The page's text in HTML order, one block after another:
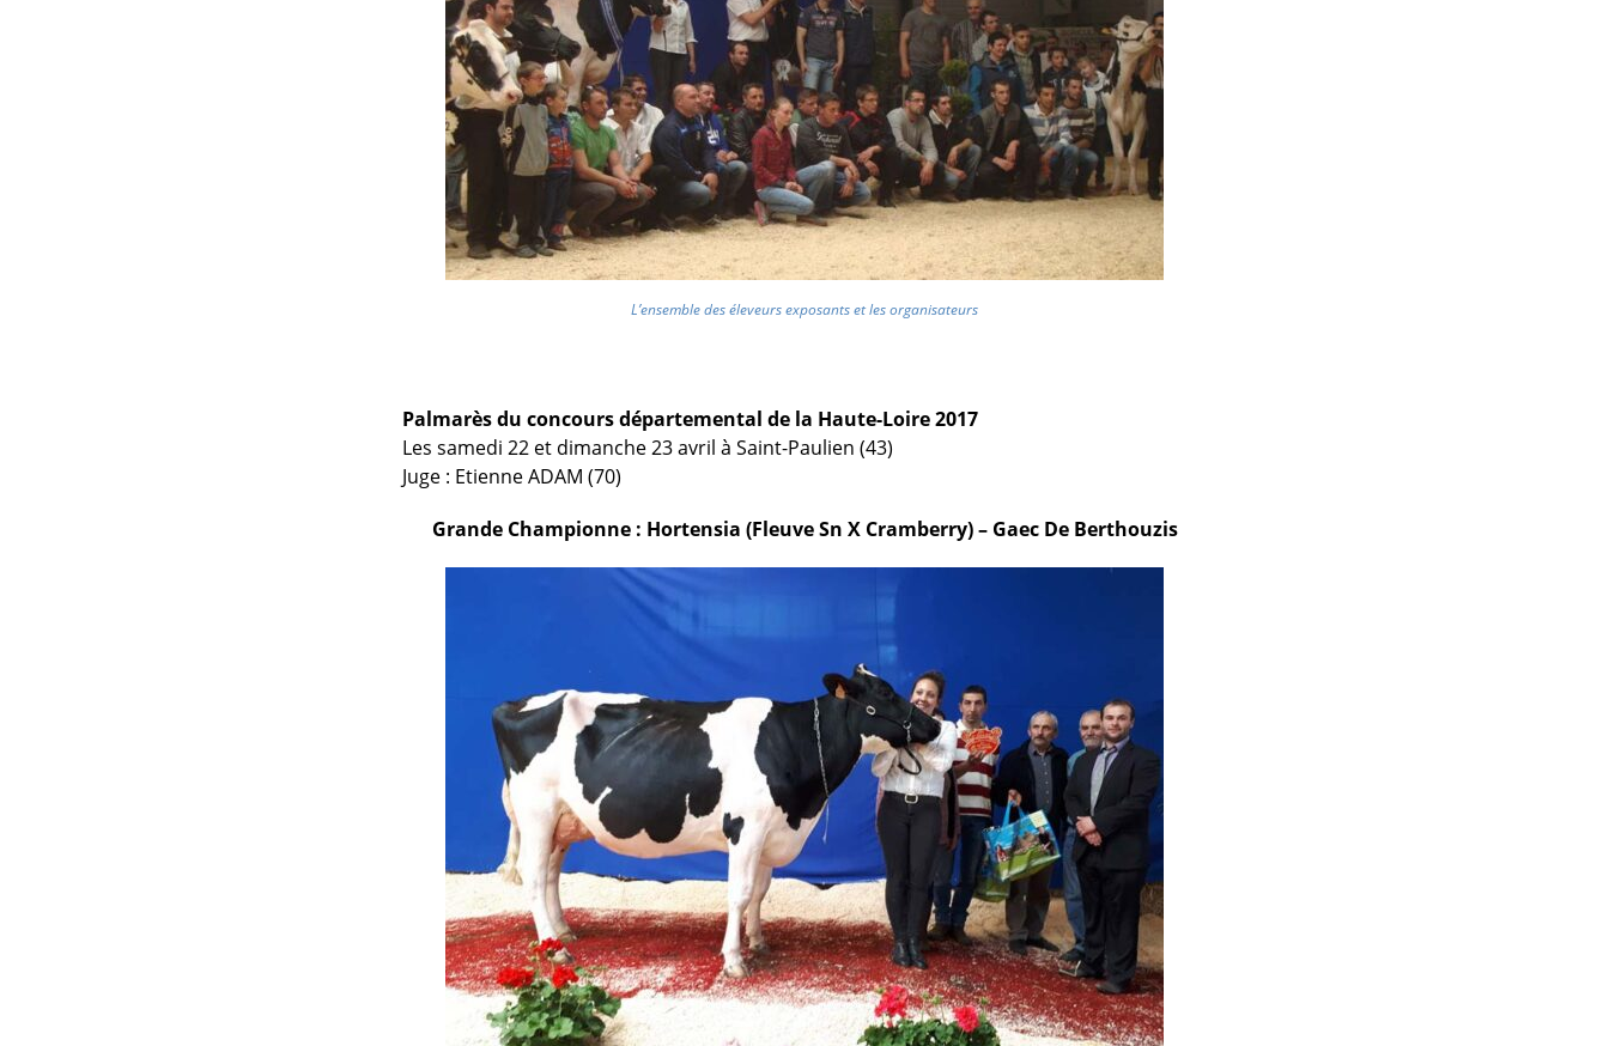
L’ensemble des éleveurs exposants et les organisateurs
Palmarès du concours départemental de la Haute-Loire 2017
Les samedi 22 et dimanche 23 avril à Saint-Paulien (43)
Juge : Etienne ADAM (70)
Grande Championne : Hortensia (Fleuve Sn X Cramberry) – Gaec De Berthouzis